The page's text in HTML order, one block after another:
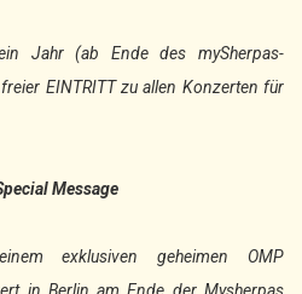
Jahr (ab Ende des mySherpas-
EINTRITT zu allen Konzerten für
Message
exklusiven geheimen OMP